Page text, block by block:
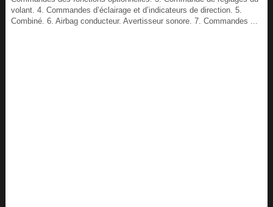
volant. 4. Commandes d’éclairage et d’indicateurs de direction. 5.
Combiné. 6. Airbag conducteur. Avertisseur sonore. 7. Commandes ...